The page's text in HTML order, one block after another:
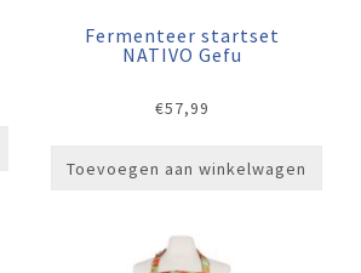
Fermenteer startset
NATIVO Gefu
€57,99
Toevoegen aan winkelwagen